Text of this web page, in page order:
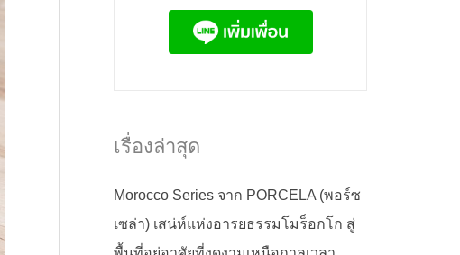
เรื่องล่าสุด
Morocco Series จาก PORCELA (พอร์ซ
เซล่า) เสน่ห์แห่งอารยธรรมโมร็อกโก สู่